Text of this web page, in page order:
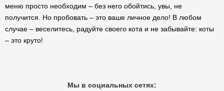
меню просто необходим – без него обойтись, увы, не
получится. Но пробовать – это ваше личное дело! В любом
случае – веселитесь, радуйте своего кота и не забывайте: коты
– это круто!
Мы в социальных сетях: